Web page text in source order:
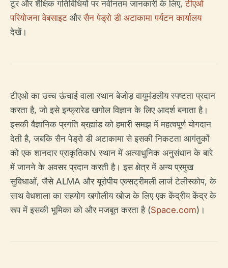
टूर और शैक्षिक गतिविधियों पर नवीनतम जानकारी के लिए,टीएओ
परियोजना वेबसाइट औरसैन पेड्रो डी अटाकामा पर्यटन कार्यालय
देखें।
टीएओ का उच्च ऊंचाई वाला स्थान बेजोड़ वायुमंडलीय स्पष्टता प्रदान
करता है, जो इसे इन्फ्रारेड खगोल विज्ञान के लिए आदर्श बनाता है।
इसकी वैज्ञानिक प्रगति ब्रह्मांड को हमारी समझ में महत्वपूर्ण योगदान
देती है, जबकि सैन पेड्रो डी अटाकामा से इसकी निकटता आगंतुकों
को एक शानदार प्राकृतिकN स्थान में अत्याधुनिक अनुसंधान के बारे
में जानने के अवसर प्रदान करती है। इस क्षेत्र में अन्य प्रमुख
सुविधाओं, जैसे ALMA और यूरोपीय एक्सट्रीमली लार्ज टेलीस्कोप, के
साथ वेधशाला का सहयोग खगोलीय खोज के लिए एक केंद्रीय केंद्र के
रूप में इसकी भूमिका को और मजबूत करता है (Space.com)।